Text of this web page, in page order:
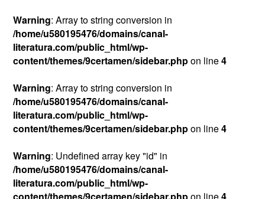
Warning: Array to string conversion in
/home/u580195476/domains/canal-
literatura.com/public_html/wp-
content/themes/9certamen/sidebar.phpon line4
Warning: Array to string conversion in
/home/u580195476/domains/canal-
literatura.com/public_html/wp-
content/themes/9certamen/sidebar.phpon line4
Warning: Undefined array key "id" in
/home/u580195476/domains/canal-
literatura.com/public_html/wp-